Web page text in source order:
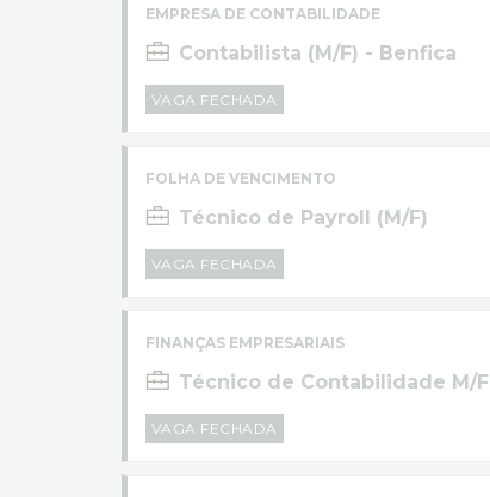
EMPRESA DE CONTABILIDADE
Contabilista (M/F) - Benfica
VAGA FECHADA
FOLHA DE VENCIMENTO
Técnico de Payroll (M/F)
VAGA FECHADA
FINANÇAS EMPRESARIAIS
Técnico de Contabilidade M/F
VAGA FECHADA